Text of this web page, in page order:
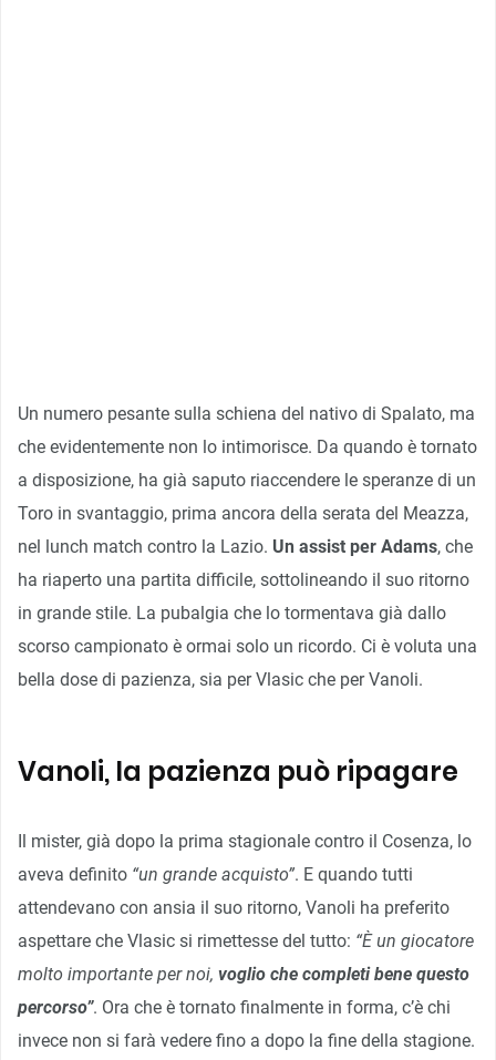
Un numero pesante sulla schiena del nativo di Spalato, ma
che evidentemente non lo intimorisce. Da quando è tornato
a disposizione, ha già saputo riaccendere le speranze di un
Toro in svantaggio, prima ancora della serata del Meazza,
nel lunch match contro la Lazio. Un assist per Adams, che
ha riaperto una partita difficile, sottolineando il suo ritorno
in grande stile. La pubalgia che lo tormentava già dallo
scorso campionato è ormai solo un ricordo. Ci è voluta una
bella dose di pazienza, sia per Vlasic che per Vanoli.
Vanoli, la pazienza può ripagare
Il mister, già dopo la prima stagionale contro il Cosenza, lo
aveva definito “un grande acquisto”. E quando tutti
attendevano con ansia il suo ritorno, Vanoli ha preferito
aspettare che Vlasic si rimettesse del tutto: “È un giocatore
molto importante per noi, voglio che completi bene questo
percorso”. Ora che è tornato finalmente in forma, c’è chi
invece non si farà vedere fino a dopo la fine della stagione.